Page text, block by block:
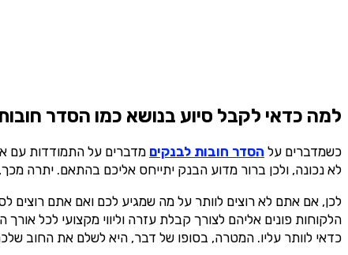
למה כדאי לקבל סיוע בנושא כמו הסדר
כשמדברים על הסדר חובות לבנקים מדברים על התמודדות עם
לא נכונה, ולכן ברור מדוע הבנק יתייחס אליכם בהתאם. יתרה
לכן, אם אתם לא רוצים לוותר על מה שמגיע לכם ואם אתם רוצים
הלקוחות פונים אליהם לצורך קבלת עזרה וליווי מקצועי לכל
כדאי לוותר עליו. המטרה, בסופו של דבר, היא לשלם את החוב